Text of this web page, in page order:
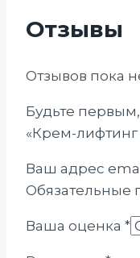
Отзывы
Отзывов пока
Будьте первым,
«Крем-лифтинг
Ваш адрес
Обязательные
Ваша оценка *